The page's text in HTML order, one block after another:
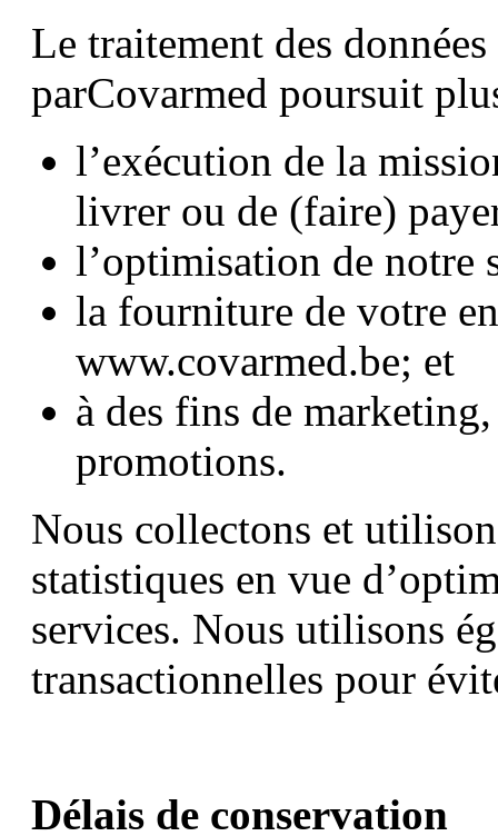
Le traitement des
parCovarmed poursuit
l’exécution de la
livrer ou de (faire)
l’optimisation de notre
la fourniture de votre
www.covarmed.be; et
à des fins de
promotions.
Nous collectons et
statistiques en vue
services. Nous utilisons
transactionnelles pour
Délais de conservation